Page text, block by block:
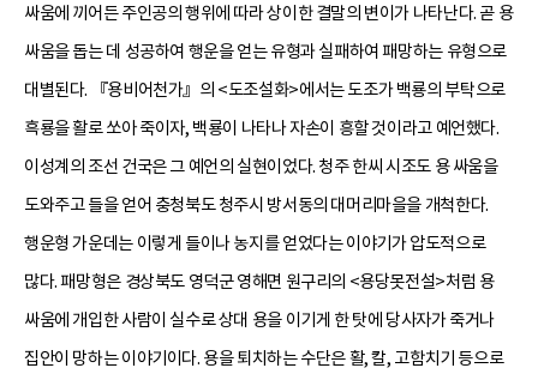
싸움에 끼어든 주인공의 행위에 따라 상이한 결말의 변이가 나타난다. 곧 용
싸움을 돕는 데 성공하여 행운을 얻는 유형과 실패하여 패망하는 유형으로
대별된다. 『용비어천가』의 <도조설화>에서는 도조가 백룡의 부탁으로
흑룡을 활로 쏘아 죽이자, 백룡이 나타나 자손이 흥할 것이라고 예언했다.
이성계의 조선 건국은 그 예언의 실현이었다. 청주 한씨 시조도 용 싸움을
도와주고 들을 얻어 충청북도 청주시 방서동의 대머리마을을 개척한다.
행운형 가운데는 이렇게 들이나 농지를 얻었다는 이야기가 압도적으로
많다. 패망형은 경상북도 영덕군 영해면 원구리의 <용당못전설>처럼 용
싸움에 개입한 사람이 실수로 상대 용을 이기게 한 탓에 당사자가 죽거나
집안이 망하는 이야기이다. 용을 퇴치하는 수단은 활, 칼, 고함치기 등으로